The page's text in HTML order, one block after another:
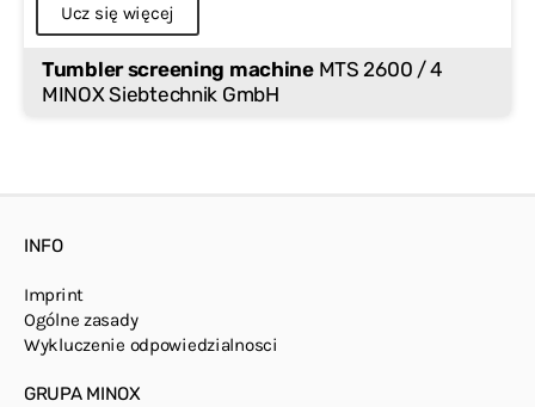
Ucz się więcej
Tumbler screening machineMTS 2600 / 4
MINOX Siebtechnik GmbH
INFO
Imprint
Ogólne zasady
Wykluczenie odpowiedzialnosci
GRUPA MINOX